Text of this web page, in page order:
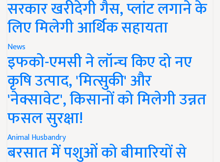
सरकार खरीदेगी गैस, प्लांट लगाने के
लिए मिलेगी आर्थिक सहायता
News
इफको-एमसी ने लॉन्च किए दो नए
कृषि उत्पाद, 'मित्सुकी' और
'नेक्सावेट', किसानों को मिलेगी उन्नत
फसल सुरक्षा!
Animal Husbandry
बरसात में पशुओं को बीमारियों से